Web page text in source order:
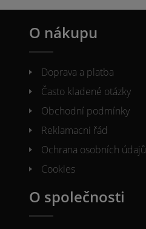
O nákupu
Doprava a platba
Často kladené otázky
Obchodní podmínky
Reklamacni řád
Ochrana osobních údajů
Cookies
O společnosti